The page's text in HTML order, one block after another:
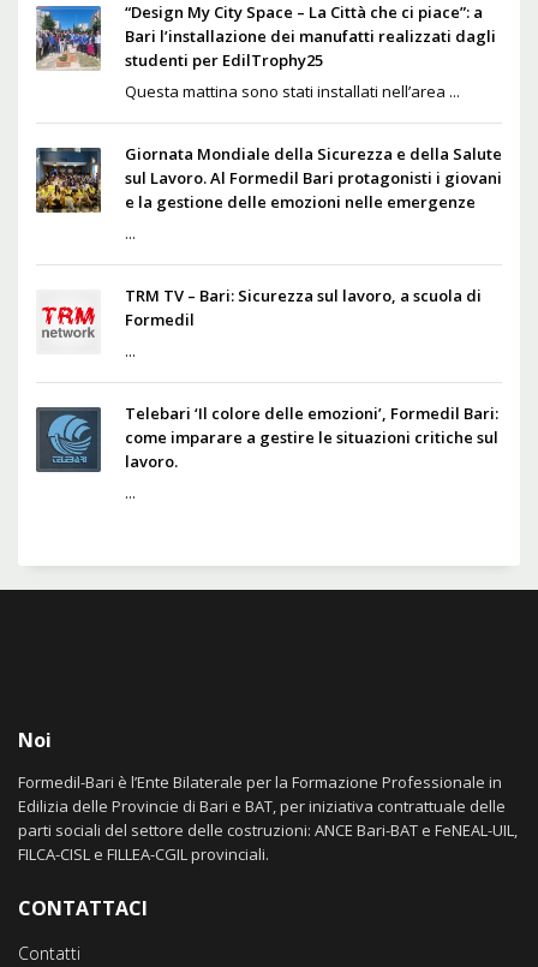
“Design My City Space – La Città che ci piace”: a
Bari l’installazione dei manufatti realizzati dagli
studenti per EdilTrophy25
Questa mattina sono stati installati nell’area ...
Giornata Mondiale della Sicurezza e della Salute
sul Lavoro. Al Formedil Bari protagonisti i giovani
e la gestione delle emozioni nelle emergenze
...
TRM TV – Bari: Sicurezza sul lavoro, a scuola di
Formedil
...
Telebari ‘Il colore delle emozioni’, Formedil Bari:
come imparare a gestire le situazioni critiche sul
lavoro.
...
Noi
Formedil-Bari è l’Ente Bilaterale per la Formazione Professionale in
Edilizia delle Provincie di Bari e BAT, per iniziativa contrattuale delle
parti sociali del settore delle costruzioni: ANCE Bari-BAT e FeNEAL-UIL,
FILCA-CISL e FILLEA-CGIL provinciali.
CONTATTACI
Contatti